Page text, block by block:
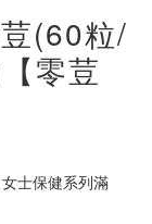
(60粒/
零荳
士保健系列滿